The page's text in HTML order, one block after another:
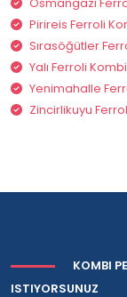
Pirireis Ferroli
Sırasöğütler
Yalı Ferroli
Yenimahalle
Zincirlikuyu
KOMBI
ISTIYORSUNUZ